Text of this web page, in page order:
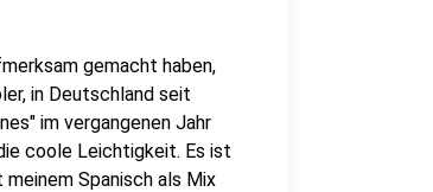
gemacht haben,
in Deutschland seit
im vergangenen Jahr
coole Leichtigkeit. Es ist
Spanisch als Mix